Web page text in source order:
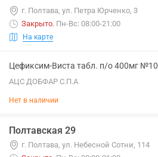
г. Полтава, ул. Петра Юрченко, 3
Закрыто. Пн-Вс: 08:00-21:00
На карте
Цефиксим-Виста табл. п/о 400мг №10
АЦС ДОБФАР С.П.А
Нет в наличии
Полтавская 29
г. Полтава, ул. Небесной Сотни, 114